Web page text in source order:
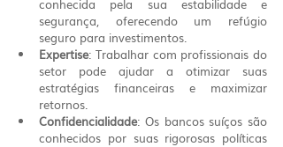
conhecida pela sua estabilidade e
segurança, oferecendo um refúgio
seguro para investimentos.
Expertise: Trabalhar com profissionais do
setor pode ajudar a otimizar suas
estratégias financeiras e maximizar
retornos.
Confidencialidade: Os bancos suíços são
conhecidos por suas rigorosas políticas